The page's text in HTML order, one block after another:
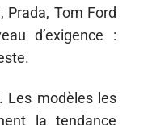
Prada, Tom Ford
d’exigence :
Les modèles les
la tendance